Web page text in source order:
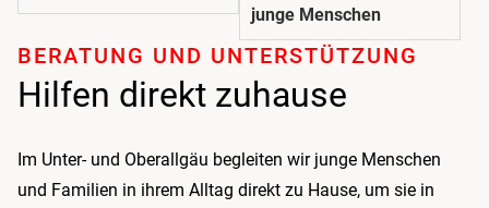
junge Menschen
Hilfen direkt zuhause
BERATUNG UND UNTER­STÜTZUNG
Im Unter- und Oberallgäu begleiten wir junge Menschen
und Familien in ihrem Alltag direkt zu Hause, um sie in